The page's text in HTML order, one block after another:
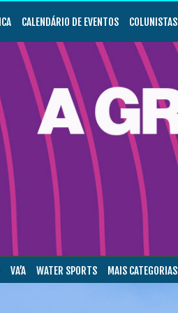
CALENDÁRIO DE EVENTOS COLUNISTAS
VA’A WATER SPORTS MAIS CATEGORIAS